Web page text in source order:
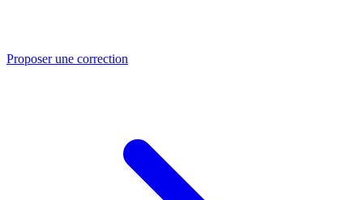
Proposer une correction